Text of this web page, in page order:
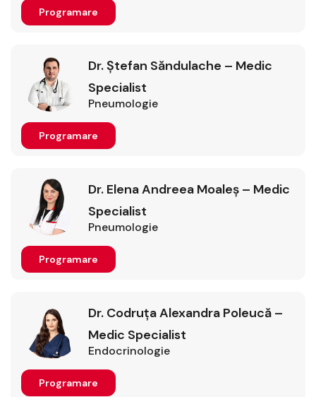
Programare
Dr. Ștefan Săndulache – Medic
Specialist
Pneumologie
Programare
Dr. Elena Andreea Moaleș – Medic
Specialist
Pneumologie
Programare
Dr. Codruța Alexandra Poleucă –
Medic Specialist
Endocrinologie
Programare